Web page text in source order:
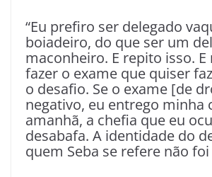
“Eu prefiro ser delegado
boiadeiro, do que ser um
maconheiro. E repito isso. E
fazer o exame que quiser
o desafio. Se o exame [de
negativo, eu entrego minha
amanhã, a chefia que eu
desabafa. A identidade do
quem Seba se refere não